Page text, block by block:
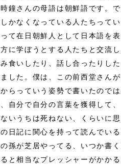
鐘さんの母語は朝鮮語です。
かなくなっている人たちって
て在日朝鮮人として日本語を
に学ぼうとする人たちと交流
食いしたり、話し合ったりし
した。僕は、この前西堂さん
らっていう姿勢で書いたので
自分で自分の言葉を獲得して
いうちは死ねない、くらいに
日記に関心を持って読んでい
孫が芝居やってる、いつか書
と相当なプレッシャーがかか